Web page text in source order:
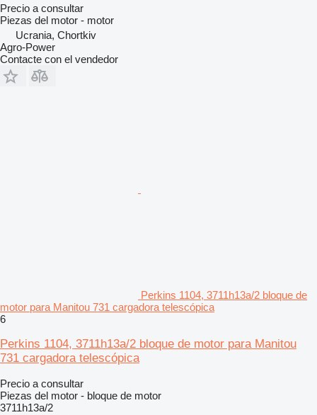
Precio a consultar
Piezas del motor - motor
Ucrania, Chortkiv
Agro-Power
Contacte con el vendedor
Perkins 1104, 3711h13a/2 bloque de
motor para Manitou 731 cargadora telescópica
6
Perkins 1104, 3711h13a/2 bloque de motor para Manitou
731 cargadora telescópica
Precio a consultar
Piezas del motor - bloque de motor
3711h13a/2